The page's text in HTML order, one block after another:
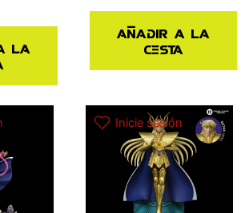
la
Añadir a la
cesta
Inicie sesión